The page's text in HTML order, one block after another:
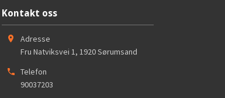
Kontakt oss
Adresse
Fru Natviksvei 1, 1920Sørumsand
Telefon
90037203